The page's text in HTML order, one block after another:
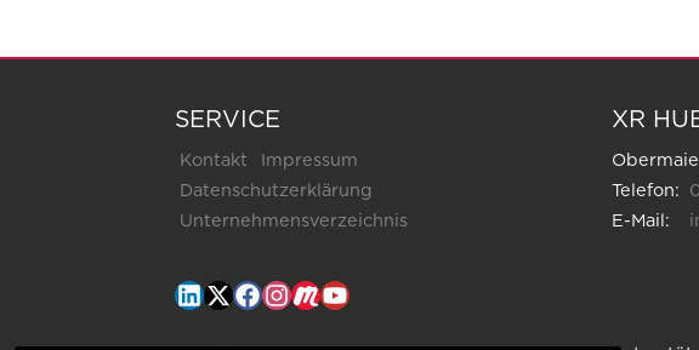
SERVICE
Kontakt
Impressum
Datenschutzerklärung
Unternehmensverzeichnis
XR
Telefon:
E-Mail: